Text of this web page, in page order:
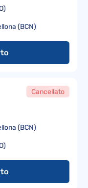
(BCN)
Cancellato
(BCN)